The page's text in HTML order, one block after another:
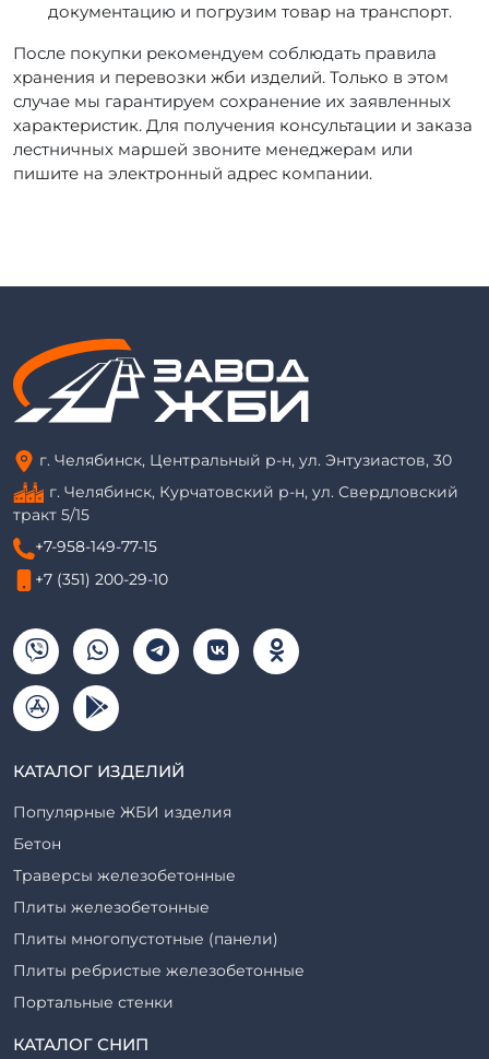
документацию и погрузим товар на транспорт.
После покупки рекомендуем соблюдать правила
хранения и перевозки жби изделий. Только в этом
случае мы гарантируем сохранение их заявленных
характеристик. Для получения консультации и заказа
лестничных маршей звоните менеджерам или
пишите на электронный адрес компании.
г. Челябинск, Центральный р-н, ул. Энтузиастов, 30
г. Челябинск, Курчатовский р-н, ул. Свердловский
тракт 5/15
+7-958-149-77-15
+7 (351) 200-29-10
КАТАЛОГ ИЗДЕЛИЙ
Популярные ЖБИ изделия
Бетон
Траверсы железобетонные
Плиты железобетонные
Плиты многопустотные (панели)
Плиты ребристые железобетонные
Портальные стенки
Прогоны железобетонные
КАТАЛОГ СНИП